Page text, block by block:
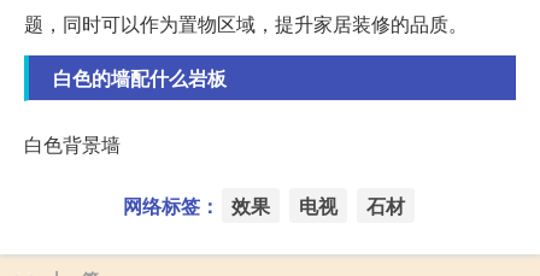
题，同时可以作为置物区域，提升家居装修的品质。
白色的墙配什么岩板
白色背景墙
网络标签： 效果 电视 石材